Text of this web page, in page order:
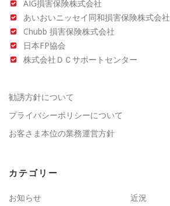
AIG損害保険株式会社
あいおいニッセイ同和損害保険株式会社
Chubb 損害保険株式会社
日本FP協会
株式会社ＤＣサポートセンター
勧誘方針について
プライバシーポリシーについて
お客さま本位の業務運営方針
カテゴリー
お知らせ 近況